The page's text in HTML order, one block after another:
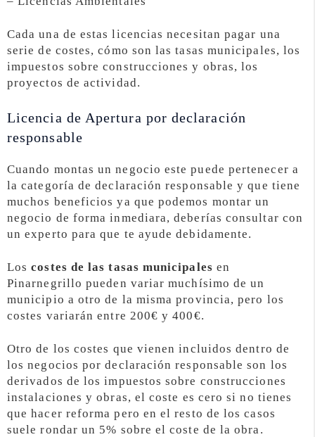
Cada una de estas licencias necesitan pagar una
serie de costes, cómo son las tasas municipales, los
impuestos sobre construcciones y obras, los
proyectos de actividad.
Licencia de Apertura por declaración
responsable
Cuando montas un negocio este puede pertenecer a
la categoría de declaración responsable y que tiene
muchos beneficios ya que podemos montar un
negocio de forma inmediara, deberías consultar con
un experto para que te ayude debidamente.
Loscostes de las tasas municipales en
Pinarnegrillo pueden variar muchísimo de un
municipio a otro de la misma provincia, pero los
costes variarán entre 200€ y 400€.
Otro de los costes que vienen incluidos dentro de
los negocios por declaración responsable son los
derivados de los impuestos sobre construcciones
instalaciones y obras, el coste es cero si no tienes
que hacer reforma pero en el resto de los casos
suele rondar un 5% sobre el coste de la obra.